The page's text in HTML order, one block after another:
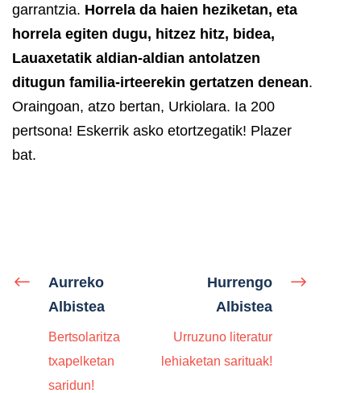
garrantzia. Horrela da haien heziketan, eta
horrela egiten dugu, hitzez hitz, bidea,
Lauaxetatik aldian-aldian antolatzen
ditugun familia-irteerekin gertatzen denean.
Oraingoan, atzo bertan, Urkiolara. Ia 200
pertsona! Eskerrik asko etortzegatik! Plazer
bat.
Aurreko
Albistea
Bertsolaritza
txapelketan
saridun!
Hurrengo
Albistea
Urruzuno literatur
lehiaketan sarituak!